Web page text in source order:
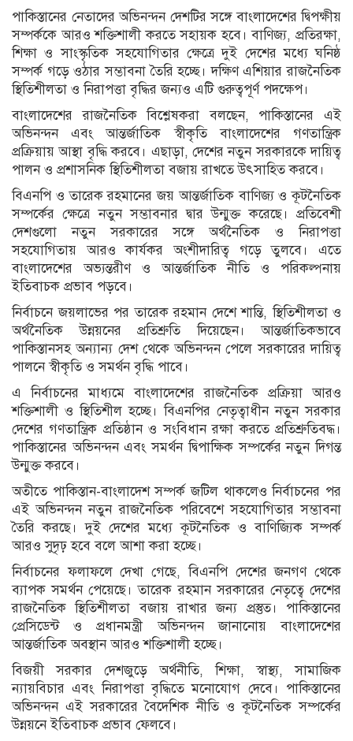
পাকিস্তানের নেতাদের অভিনন্দন দেশটির সঙ্গে বাংলাদেশের দ্বিপক্ষীয়
সম্পর্ককে আরও শক্তিশালী করতে সহায়ক হবে। বাণিজ্য, প্রতিরক্ষা,
শিক্ষা ও সাংস্কৃতিক সহযোগিতার ক্ষেত্রে দুই দেশের মধ্যে ঘনিষ্ঠ
সম্পর্ক গড়ে ওঠার সম্ভাবনা তৈরি হচ্ছে। দক্ষিণ এশিয়ার রাজনৈতিক
স্থিতিশীলতা ও নিরাপত্তা বৃদ্ধির জন্যও এটি গুরুত্বপূর্ণ পদক্ষেপ।
বাংলাদেশের রাজনৈতিক বিশ্লেষকরা বলছেন, পাকিস্তানের এই
অভিনন্দন এবং আন্তর্জাতিক স্বীকৃতি বাংলাদেশের গণতান্ত্রিক
প্রক্রিয়ায় আস্থা বৃদ্ধি করবে। এছাড়া, দেশের নতুন সরকারকে দায়িত্ব
পালন ও প্রশাসনিক স্থিতিশীলতা বজায় রাখতে উৎসাহিত করবে।
বিএনপি ও তারেক রহমানের জয় আন্তর্জাতিক বাণিজ্য ও কূটনৈতিক
সম্পর্কের ক্ষেত্রে নতুন সম্ভাবনার দ্বার উন্মুক্ত করেছে। প্রতিবেশী
দেশগুলো নতুন সরকারের সঙ্গে অর্থনৈতিক ও নিরাপত্তা
সহযোগিতায় আরও কার্যকর অংশীদারিত্ব গড়ে তুলবে। এতে
বাংলাদেশের অভ্যন্তরীণ ও আন্তর্জাতিক নীতি ও পরিকল্পনায়
ইতিবাচক প্রভাব পড়বে।
নির্বাচনে জয়লাভের পর তারেক রহমান দেশে শান্তি, স্থিতিশীলতা ও
অর্থনৈতিক উন্নয়নের প্রতিশ্রুতি দিয়েছেন। আন্তর্জাতিকভাবে
পাকিস্তানসহ অন্যান্য দেশ থেকে অভিনন্দন পেলে সরকারের দায়িত্ব
পালনে স্বীকৃতি ও সমর্থন বৃদ্ধি পাবে।
এ নির্বাচনের মাধ্যমে বাংলাদেশের রাজনৈতিক প্রক্রিয়া আরও
শক্তিশালী ও স্থিতিশীল হচ্ছে। বিএনপির নেতৃত্বাধীন নতুন সরকার
দেশের গণতান্ত্রিক প্রতিষ্ঠান ও সংবিধান রক্ষা করতে প্রতিশ্রুতিবদ্ধ।
পাকিস্তানের অভিনন্দন এবং সমর্থন দ্বিপাক্ষিক সম্পর্কের নতুন দিগন্ত
উন্মুক্ত করবে।
অতীতে পাকিস্তান-বাংলাদেশ সম্পর্ক জটিল থাকলেও নির্বাচনের পর
এই অভিনন্দন নতুন রাজনৈতিক পরিবেশে সহযোগিতার সম্ভাবনা
তৈরি করছে। দুই দেশের মধ্যে কূটনৈতিক ও বাণিজ্যিক সম্পর্ক
আরও সুদৃঢ় হবে বলে আশা করা হচ্ছে।
নির্বাচনের ফলাফলে দেখা গেছে, বিএনপি দেশের জনগণ থেকে
ব্যাপক সমর্থন পেয়েছে। তারেক রহমান সরকারের নেতৃত্বে দেশের
রাজনৈতিক স্থিতিশীলতা বজায় রাখার জন্য প্রস্তুত। পাকিস্তানের
প্রেসিডেন্ট ও প্রধানমন্ত্রী অভিনন্দন জানানোয় বাংলাদেশের
আন্তর্জাতিক অবস্থান আরও শক্তিশালী হচ্ছে।
বিজয়ী সরকার দেশজুড়ে অর্থনীতি, শিক্ষা, স্বাস্থ্য, সামাজিক
ন্যায়বিচার এবং নিরাপত্তা বৃদ্ধিতে মনোযোগ দেবে। পাকিস্তানের
অভিনন্দন এই সরকারের বৈদেশিক নীতি ও কূটনৈতিক সম্পর্কের
উন্নয়নে ইতিবাচক প্রভাব ফেলবে।